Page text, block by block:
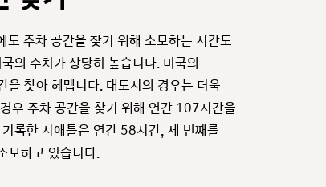
주차 공간을 찾기 위해 소모하는 시간도
의 수치가 상당히 높습니다. 미국의
찾아 헤맵니다. 대도시의 경우는 더욱
우 주차 공간을 찾기 위해 연간 107시간을
록한 시애틀은 연간 58시간, 세 번째를
모하고 있습니다.